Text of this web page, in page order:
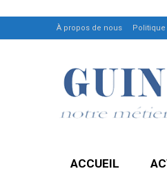
À propos de nous
ACCUEIL